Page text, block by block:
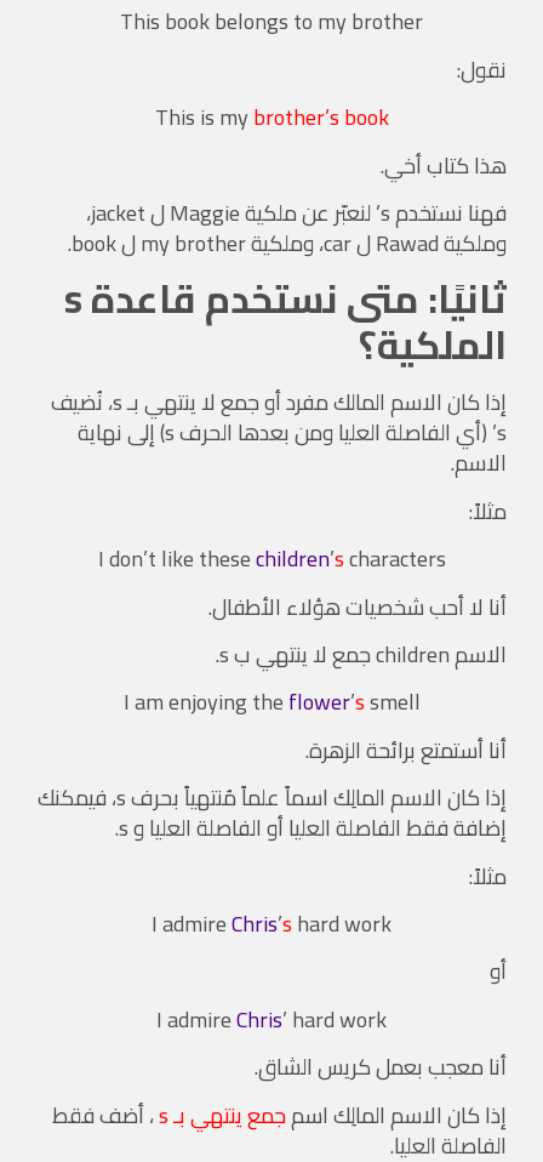
This book belongs to my brother
نقول:
This is mybrother’s book
هذا كتاب أخي.
فهنا نستخدم s’ لنعبّر عن ملكية Maggie ل jacket،
وملكية Rawad ل car، وملكية my brother ل book.
ثانيًا: متى نستخدم قاعدة s
الملكية؟
إذا كان الاسم المالك مفرد أو جمع لا ينتهي بـ s، نُضيف
s’ (أي الفاصلة العليا ومن بعدها الحرف s) إلى نهاية
الاسم.
مثلاً:
I don’t like thesechildren’scharacters
أنا لا أحب شخصيات هؤلاء الأطفال.
الاسم children جمع لا ينتهي ب s.
I am enjoying theflower’ssmell
أنا أستمتع برائحة الزهرة.
إذا كان الاسم المالِك اسماً علماً مُنتهياً بحرف s، فيمكنك
إضافة فقط الفاصلة العليا أو الفاصلة العليا و s.
مثلاً:
I admireChris’shard work
أو
I admireChris’hard work
أنا معجب بعمل كريس الشاق.
إذا كان الاسم المالِكاسمجمع ينتهي بـ s ، أضففقط
الفاصلة العليا.